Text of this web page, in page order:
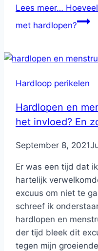
Lees meer…
met hardlopen?
Hardloop perikelen
Hardlopen en
het invloed? En
ByNicole
September 8, 2021
Er was een tijd dat
hartelijk
excuus om niet te
schreef ik
hardlopen en
der tijd bleek dit
tegen mijn